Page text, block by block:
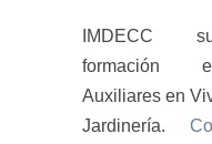
IMDECC
formación
Auxiliares en
Jardinería.